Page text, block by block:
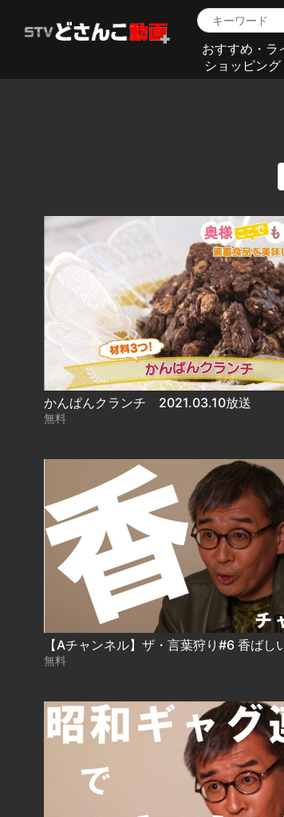
おすすめ・ラ
ショッピング
かんぱんクランチ 2021.03.10放送
無料
【Aチャンネル】ザ・言葉狩り#6 香ばし
無料